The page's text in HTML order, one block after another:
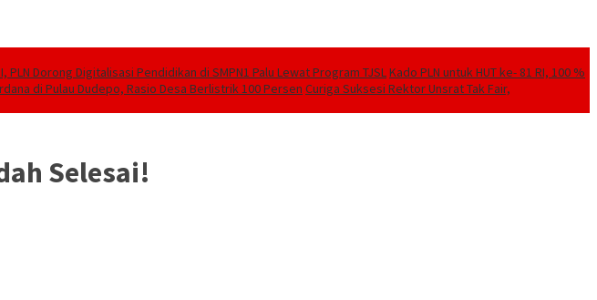
PLN Dorong Digitalisasi Pendidikan di SMPN1 Palu Lewat Program TJSLKado PLN untuk HUT ke- 81 RI, 100 %
di Pulau Dudepo, Rasio Desa Berlistrik 100 Persen Curiga Suksesi Rektor Unsrat Tak Fair,
Selesai!